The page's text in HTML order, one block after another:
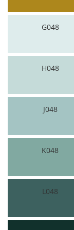
G048
H048
J048
K048
L048